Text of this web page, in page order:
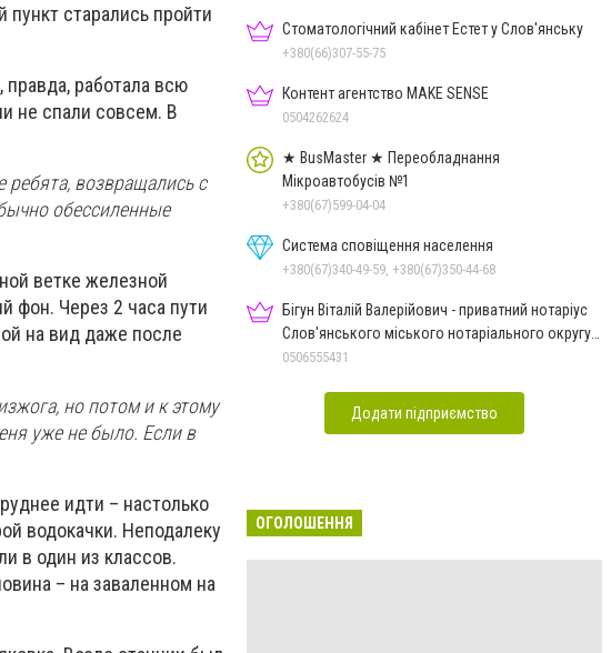
старались пройти
работала всю
не спали совсем. В
ребята, возвращались с
обессиленные
ветке железной
фон. Через 2 часа пути
на вид даже после
но потом и к этому
уже не было. Если в
идти – настолько
водокачки. Неподалеку
в один из классов.
– на заваленном на
Стоматологічний кабінет Естет у Слов'янську
+380(66)307-55-75
Контент агентство MAKE SENSE
0504262624
★ BusMaster ★ Переобладнання
Мікроавтобусів №1
+380(67)599-04-04
Система сповіщення населення
+380(67)340-49-59, +380(67)350-44-68
Бігун Віталій Валерійович - приватний нотаріус
Слов'янського міського нотаріального округу
Дон.обл.
0506555431
Додати підприємство
ОГОЛОШЕННЯ